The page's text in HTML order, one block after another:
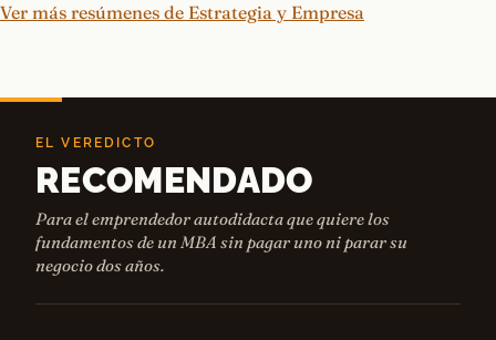
Ver más resúmenes de Estrategia y Empresa
EL VEREDICTO
RECOMENDADO
Para el emprendedor autodidacta que quiere los
fundamentos de un MBA sin pagar uno ni parar su
negocio dos años.